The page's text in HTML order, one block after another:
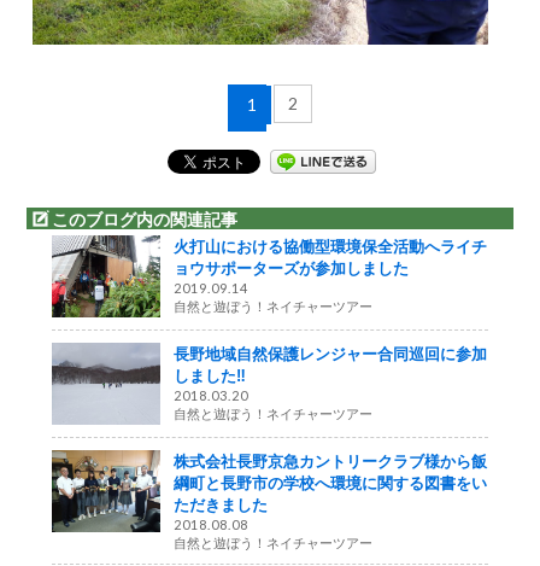
1 2
このブログ内の関連記事
火打山における協働型環境保全活動へライチ
ョウサポーターズが参加しました
2019.09.14
自然と遊ぼう！ネイチャーツアー
長野地域自然保護レンジャー合同巡回に参加
しました‼
2018.03.20
自然と遊ぼう！ネイチャーツアー
株式会社長野京急カントリークラブ様から飯
綱町と長野市の学校へ環境に関する図書をい
ただきました
2018.08.08
自然と遊ぼう！ネイチャーツアー